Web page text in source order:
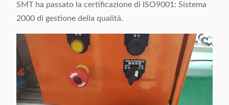
SMT ha passato la certificazione di ISO9001: Sistema
2000 di gestione della qualità.